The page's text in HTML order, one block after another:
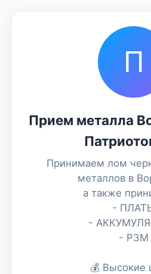
П
Прием металла
Принимаем лом
металлов в
а также
-
-
- РЗМ
💰 Высокие